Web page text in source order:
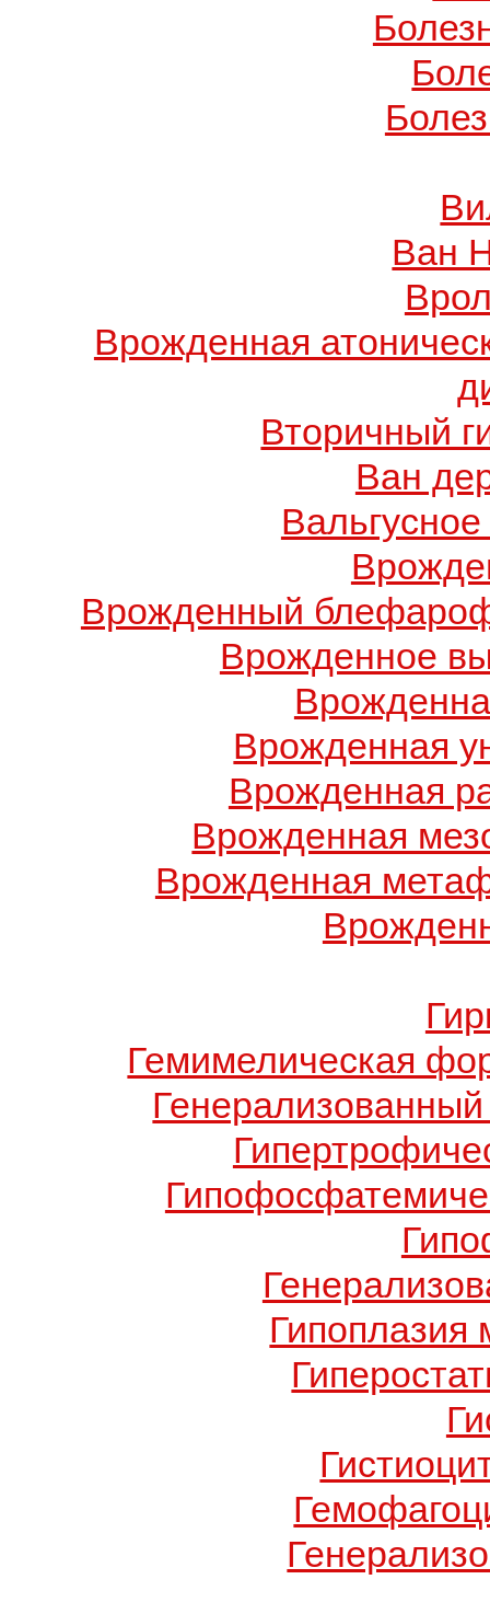
Ван
Врожденная
Вторичный
Ван
Врожденный
Врожденное
Врожденная
Врожденная
Врожденная
Врожденная
Гемимелическая
Гипоплазия